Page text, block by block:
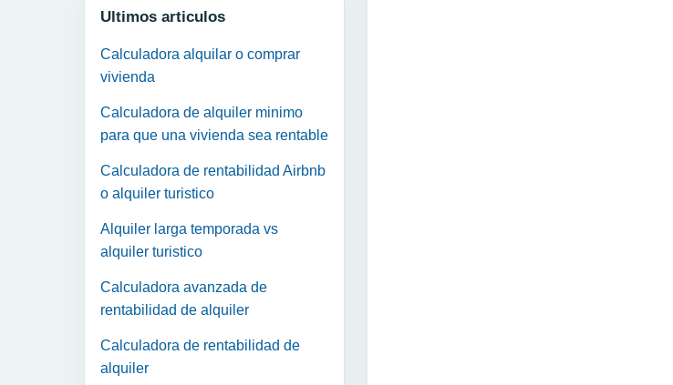
Ultimos articulos
Calculadora alquilar o comprar
vivienda
Calculadora de alquiler minimo
para que una vivienda sea rentable
Calculadora de rentabilidad Airbnb
o alquiler turistico
Alquiler larga temporada vs
alquiler turistico
Calculadora avanzada de
rentabilidad de alquiler
Calculadora de rentabilidad de
alquiler